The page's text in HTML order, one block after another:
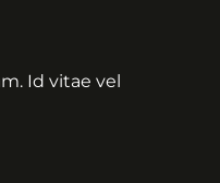
Id vitae vel